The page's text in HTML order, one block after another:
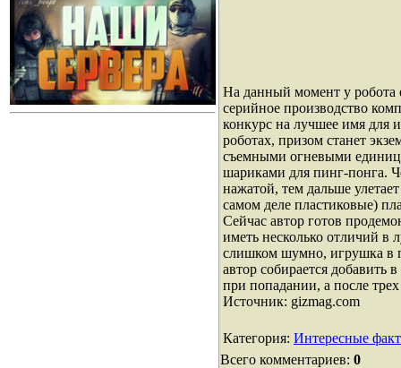
На данный момент у робота
серийное производство
конкурс на лучшее имя для
роботах, призом станет
съемными огневыми
шариками для пинг-понга.
нажатой, тем дальше
самом деле пластиковые)
Сейчас автор готов
иметь несколько отличий в
слишком шумно, игрушка в
автор собирается добавить
при попадании, а после
Источник: gizmag.com
Категория: Интересные
Всего комментариев: 0